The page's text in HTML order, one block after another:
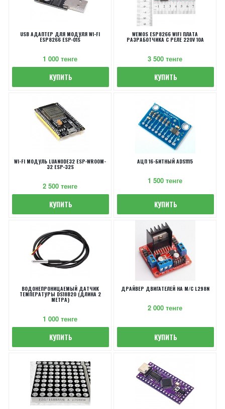
USB АДАПТЕР ДЛЯ МОДУЛЯ WI-FI
ESP8266 ESP-01S
1 000 тенге
КУПИТЬ
WEMOS ESP8266 WIFI ПЛАТА
РАЗРАБОТЧИКА С РЕЛЕ 220V 10A
3 500 тенге
КУПИТЬ
WI-FI МОДУЛЬ LUANODE32 ESP-WROOM-
32 ESP-32S
2 500 тенге
КУПИТЬ
АЦП 16-БИТНЫЙ ADS1115
1 500 тенге
КУПИТЬ
ВОДОНЕПРОНИЦАЕМЫЙ ДАТЧИК
ТЕМПЕРАТУРЫ DS18B20 (ДЛИНА 2
МЕТРА)
1 000 тенге
КУПИТЬ
ДРАЙВЕР ДВИГАТЕЛЕЙ НА М/С L298N
2 000 тенге
КУПИТЬ